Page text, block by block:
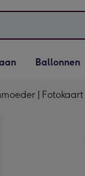
Vervolgkeuzelijst
Ballonnen openen
Ballonnen
| Fotokaart